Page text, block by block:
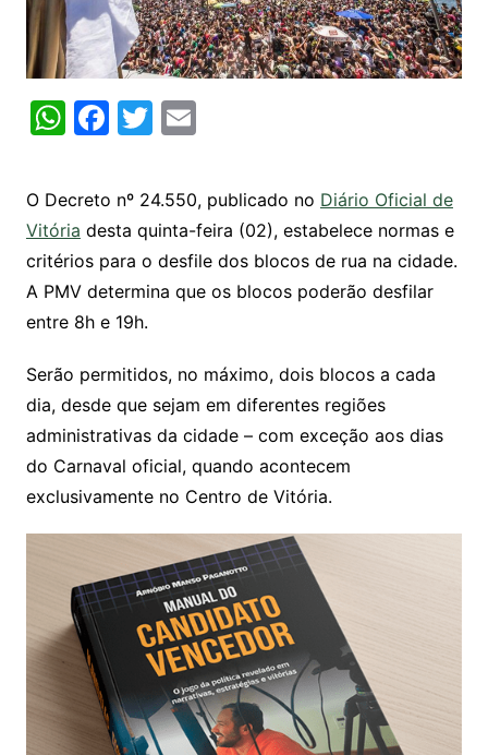
W
at
s
A
p
p
F
c
e
b
o
o
k
T
itt
er
E
ai
l
O Decreto nº 24.550, publicado no Diário Oficial de
Vitória desta quinta-feira (02), estabelece normas e
critérios para o desfile dos blocos de rua na cidade.
A PMV determina que os blocos poderão desfilar
entre 8h e 19h.
Serão permitidos, no máximo, dois blocos a cada
dia, desde que sejam em diferentes regiões
administrativas da cidade – com exceção aos dias
do Carnaval oficial, quando acontecem
exclusivamente no Centro de Vitória.